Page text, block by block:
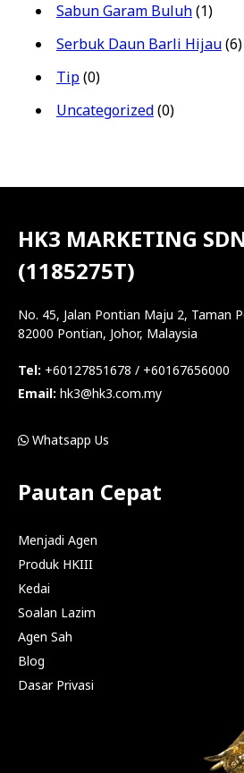
Sabun Garam Buluh(1)
Serbuk Daun Barli Hijau(6)
Tip(0)
Uncategorized(0)
HK3 MARKETING
(1185275T)
No. 45, Jalan Pontian Maju 2, Taman
82000 Pontian, Johor, Malaysia
Tel: +60127851678 / +60167656000
Email: hk3@hk3.com.my
Whatsapp Us
Pautan Cepat
Menjadi Agen
Produk HKIII
Kedai
Soalan Lazim
Agen Sah
Blog
Dasar Privasi